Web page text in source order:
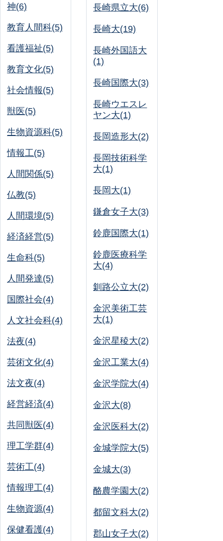
神(6)
教育人間科(5)
看護福祉(5)
教育文化(5)
社会情報(5)
獣医(5)
生物資源科(5)
情報工(5)
人間関係(5)
仏教(5)
人間環境(5)
経済経営(5)
生命科(5)
人間発達(5)
国際社会(4)
人文社会科(4)
法夜(4)
芸術文化(4)
法文夜(4)
経営経済(4)
共同獣医(4)
理工学群(4)
芸術工(4)
情報理工(4)
生物資源(4)
保健看護(4)
長崎県立大(6)
長崎大(19)
長崎外国語大
(1)
長崎国際大(3)
長崎ウエスレ
ヤン大(1)
長岡造形大(2)
長岡技術科学
大(1)
長岡大(1)
鎌倉女子大(3)
鈴鹿国際大(1)
鈴鹿医療科学
大(4)
釧路公立大(2)
金沢美術工芸
大(1)
金沢星稜大(2)
金沢工業大(4)
金沢学院大(4)
金沢大(8)
金沢医科大(2)
金城学院大(5)
金城大(3)
酪農学園大(2)
都留文科大(2)
郡山女子大(2)